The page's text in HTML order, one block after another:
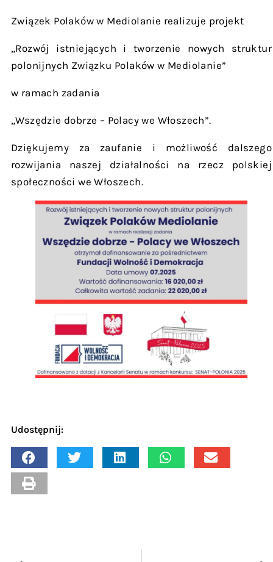
Związek Polaków w Mediolanie realizuje projekt
„Rozwój istniejących i tworzenie nowych struktur
polonijnych Związku Polaków w Mediolanie”
w ramach zadania
„Wszędzie dobrze – Polacy we Włoszech”.
Dziękujemy za zaufanie i możliwość dalszego
rozwijania naszej działalności na rzecz polskiej
społeczności we Włoszech.
Udostępnij: